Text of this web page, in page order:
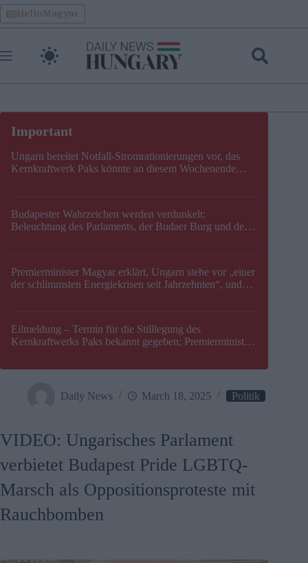
Skip
to
content
HelloMagyar
Ungarn bereitet Notfall-Stromrationierungen vor, das
Kernkraftwerk Paks könnte an diesem Wochenende
Budapester Wahrzeichen werden verdunkelt:
Beleuchtung des Parlaments, der Budaer Burg und der
Premierminister Magyar erklärt, Ungarn stehe vor „einer
der schlimmsten Energiekrisen seit Jahrzehnten“, und
Eilmeldung – Termin für die Stilllegung des
Kernkraftwerks Paks bekannt gegeben; Premierminister
Daily News March 18, 2025 Politik
VIDEO: Ungarisches Parlament
verbietet Budapest Pride LGBTQ-
Marsch als Oppositionsproteste mit
Rauchbomben